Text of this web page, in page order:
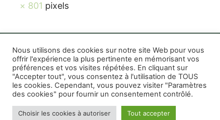
× 801 pixels
Rife WordPress Theme|Photographe boudoir et
photo thérapeutique Montréal Lille Avignon
Photographe mariage et famille Montréal|
Photographe commercial Montréal
Mentions
Nous utilisons des cookies sur notre site Web pour vous
offrir l'expérience la plus pertinente en mémorisant vos
préférences et vos visites répétées. En cliquant sur
"Accepter tout", vous consentez à l'utilisation de TOUS
les cookies. Cependant, vous pouvez visiter "Paramètres
des cookies" pour fournir un consentement contrôlé.
Choisir les cookies à autoriser Tout accepter